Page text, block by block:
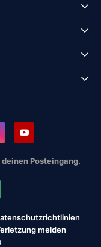
Posteingang.
melden